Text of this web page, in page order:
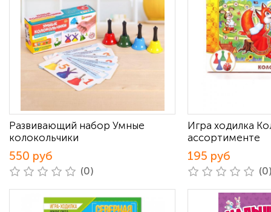
Развивающий набор Умные
колокольчики
550 руб
(0)
Игра ходилка
ассортименте
195 руб